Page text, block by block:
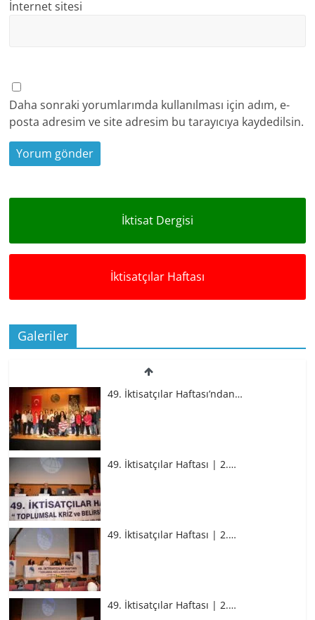
İnternet sitesi
Daha sonraki yorumlarımda kullanılması için adım, e-
posta adresim ve site adresim bu tarayıcıya kaydedilsin.
İktisat Dergisi
İktisatçılar Haftası
Galeriler
49. İktisatçılar Haftası’ndan…
49. İktisatçılar Haftası | 2.…
49. İktisatçılar Haftası | 2.…
49. İktisatçılar Haftası | 2.…